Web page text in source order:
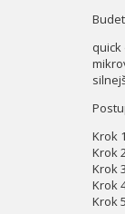
Krok
Krok
Krok
Krok
Krok